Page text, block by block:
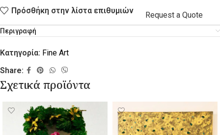
Πρόσθήκη στην λίστα επιθυμιών Request a Quote
Περιγραφή
Κατηγορία: Fine Art
Share:
Σχετικά προϊόντα